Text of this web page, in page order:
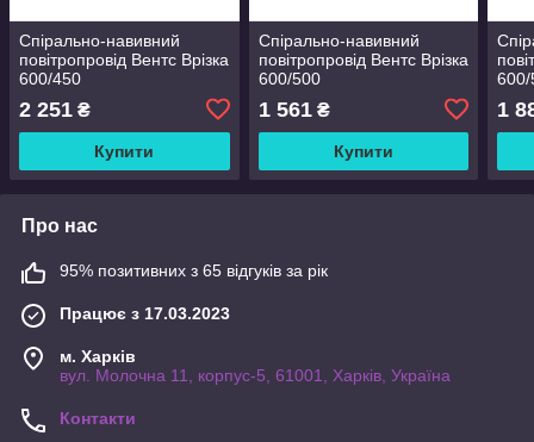
Спірально-навивний
повітропровід Вентс Врізка
600/450
2 251 ₴
Купити
Спірально-навивний
повітропровід Вентс Врізка
600/500
1 561₴
Купити
1
Про нас
95% позитивних з 65 відгуків за рік
Працює з 17.03.2023
м. Харків
вул. Молочна 11, корпус-5, 61001, Харків, Україна
Контакти